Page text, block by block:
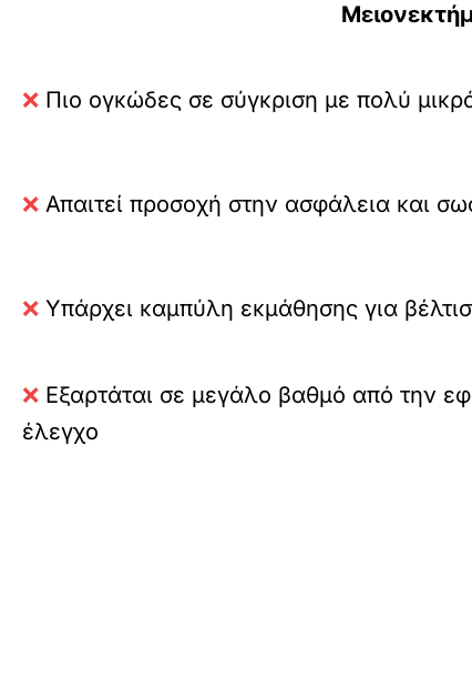
❌ Πιο ογκώδες σε σύγκριση με πολύ
❌ Απαιτεί προσοχή στην ασφάλεια και
❌ Υπάρχει καμπύλη εκμάθησης για
❌ Εξαρτάται σε μεγάλο βαθμό από την
έλεγχο